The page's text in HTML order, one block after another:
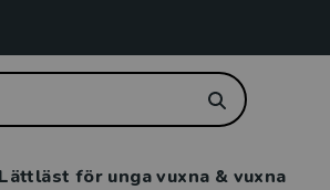
Lättläst för unga vuxna & vuxna